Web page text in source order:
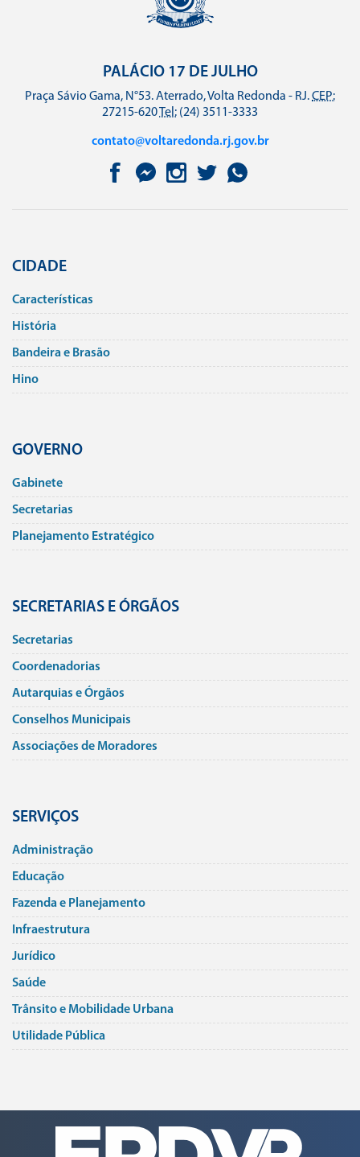
PALÁCIO 17 DE JULHO
Praça Sávio Gama, N°53. Aterrado, Volta Redonda - RJ.CEP:
27215-620Tel: (24) 3511-3333
contato@voltaredonda.rj.gov.br
CIDADE
Caracterí­sticas
História
Bandeira e Brasão
Hino
GOVERNO
Gabinete
Secretarias
Planejamento Estratégico
SECRETARIAS E ÓRGÃOS
Secretarias
Coordenadorias
Autarquias e Órgãos
Conselhos Municipais
Associações de Moradores
SERVIÇOS
Administração
Educação
Fazenda e Planejamento
Infraestrutura
Jurí­dico
Saúde
Trânsito e Mobilidade Urbana
Utilidade Pública